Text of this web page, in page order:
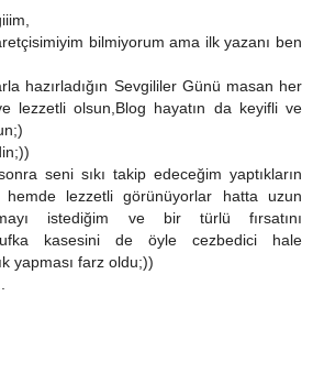
bilmiyorum ama ilk yazanı ben
hazırladığın Sevgililer Günü masan her
lezzetli olsun,Blog hayatın da keyifli ve
seni sıkı takip edeceğim yaptıkların
lezzetli görünüyorlar hatta uzun
istediğim ve bir türlü fırsatını
yufka kasesini de öyle cezbedici hale
yapması farz oldu;))